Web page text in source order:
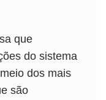
que
do sistema
dos mais
são